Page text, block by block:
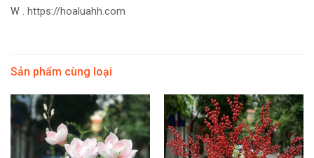
W . https://hoaluahh.com
Sản phẩm cùng loại